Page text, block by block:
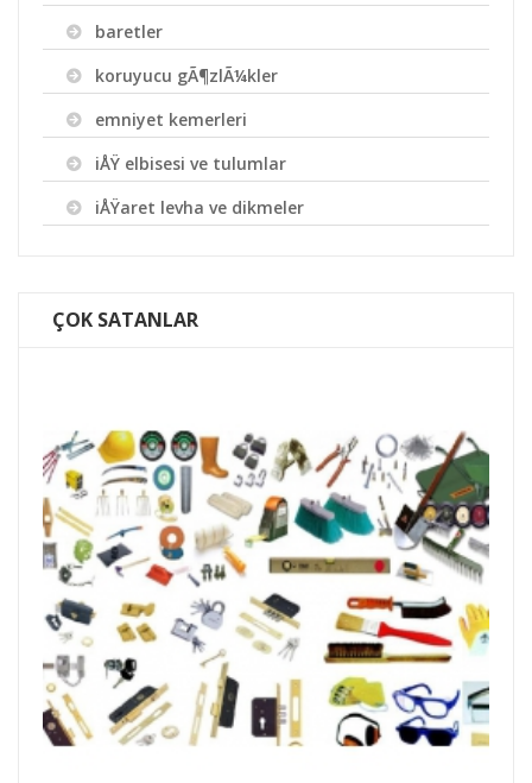
baretler
koruyucu gÃ¶zlÃ¼kler
emniyet kemerleri
iÅŸ elbisesi ve tulumlar
iÅŸaret levha ve dikmeler
ÇOK SATANLAR